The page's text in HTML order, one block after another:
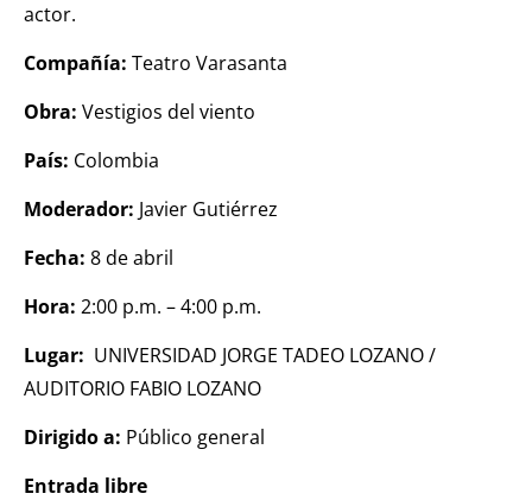
actor.
Compañía: Teatro Varasanta
Obra: Vestigios del viento
País: Colombia
Moderador: Javier Gutiérrez
Fecha: 8 de abril
Hora: 2:00 p.m. – 4:00 p.m.
Lugar: UNIVERSIDAD JORGE TADEO LOZANO /
AUDITORIO FABIO LOZANO
Dirigido a: Público general
Entrada libre